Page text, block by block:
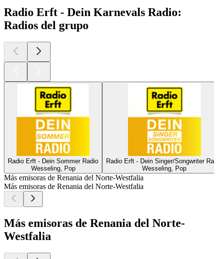
Radio Erft - Dein Karnevals Radio:
Radios del grupo
Radio Erft - Dein Sommer Radio
Wesseling, Pop
Radio Erft - Dein Singer/Songwriter
Wesseling, Pop
Más emisoras de Renania del Norte-Westfalia
Más emisoras de Renania del Norte-Westfalia
Más emisoras de Renania del Norte-
Westfalia